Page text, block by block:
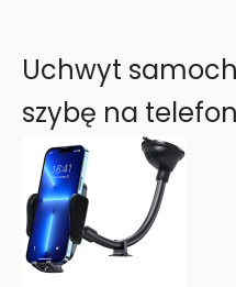
Uchwyt
szybę na telefon